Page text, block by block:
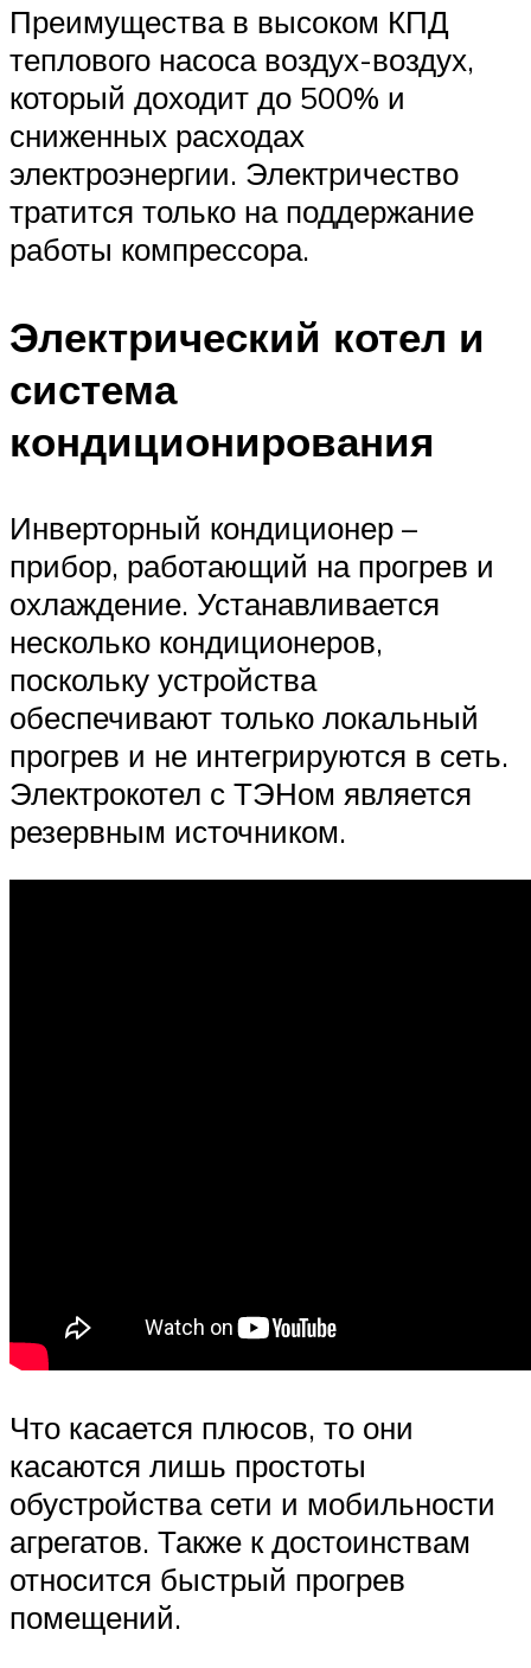
Преимущества в высоком КПД
теплового насоса воздух-воздух,
который доходит до 500% и
сниженных расходах
электроэнергии. Электричество
тратится только на поддержание
работы компрессора.
Электрический котел и
система
кондиционирования
Инверторный кондиционер –
прибор, работающий на прогрев и
охлаждение. Устанавливается
несколько кондиционеров,
поскольку устройства
обеспечивают только локальный
прогрев и не интегрируются в сеть.
Электрокотел с ТЭНом является
резервным источником.
Что касается плюсов, то они
касаются лишь простоты
обустройства сети и мобильности
агрегатов. Также к достоинствам
относится быстрый прогрев
помещений.